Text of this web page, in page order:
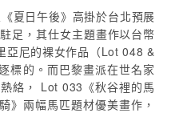
夏日午後》高掛於台北預展
足，其仕女主題畫作以台幣
亞尼的裸女作品（Lot 048 &
標的。而巴黎畫派在世名家
絡， Lot 033《秋谷裡的馬
》兩幅馬匹題材優美畫作，